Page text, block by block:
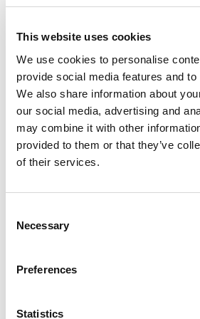
This website uses cookies
We use cookies to personalise
provide social media features and
We also share information about
our social media, advertising and
may combine it with other
provided to them or that they’ve
of their services.
Selection
Necessary
Preferences
Statistics
Западный Кейп (3,8%) и
ВИЧ в Южной Африке
образом, в результате
контактов, наряду с передачей
ребенку.
на все 11 официальных языков
– дошкольники в возрасте от 3-х
Южной Африке в 30% жилищ нет